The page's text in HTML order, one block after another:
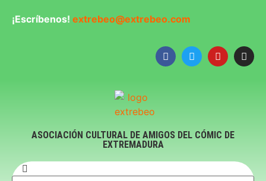
¡Escríbenos! extrebeo@extrebeo.com
ASOCIACIÓN CULTURAL DE AMIGOS DEL CÓMIC DE
EXTREMADURA